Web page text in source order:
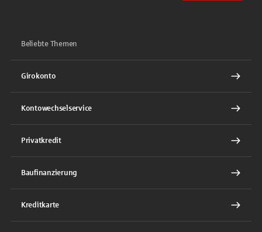
Beliebte Themen
Girokonto
Kontowechselservice
Privatkredit
Baufinanzierung
Kreditkarte